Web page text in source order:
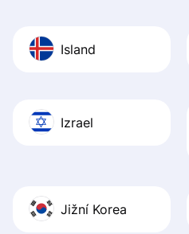
Island
Izrael
Jižní Korea